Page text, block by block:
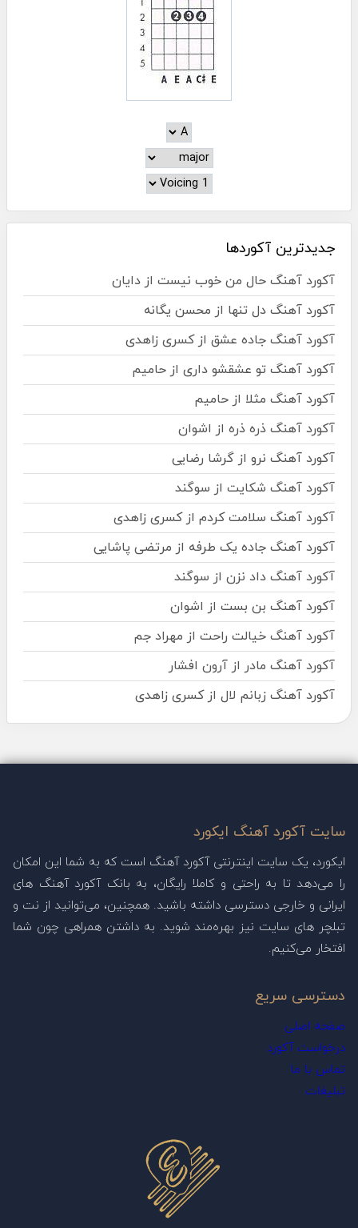
جدیدترین آکوردها
آکورد آهنگ حال من خوب نیست از دایان
آکورد آهنگ دل تنها از محسن یگانه
آکورد آهنگ جاده عشق از کسری زاهدی
آکورد آهنگ تو عشقشو داری از حامیم
آکورد آهنگ مثلا از حامیم
آکورد آهنگ ذره ذره از اشوان
آکورد آهنگ نرو از گرشا رضایی
آکورد آهنگ شکایت از سوگند
آکورد آهنگ سلامت کردم از کسری زاهدی
آکورد آهنگ جاده یک طرفه از مرتضی پاشایی
آکورد آهنگ داد نزن از سوگند
آکورد آهنگ بن بست از اشوان
آکورد آهنگ خیالت راحت از مهراد جم
آکورد آهنگ مادر از آرون افشار
آکورد آهنگ زبانم لال از کسری زاهدی
سایت آکورد آهنگ ایکورد
ایکورد، یک سایت اینترنتی آکورد آهنگ است که به شما این امکان
را می‌دهد تا به راحتی و کاملا رایگان، به بانک آکورد آهنگ های
ایرانی و خارجی دسترسی داشته باشید. همچنین، می‌توانید از نت و
تبلچر های سایت نیز بهره‌مند شوید. به داشتن همراهی چون شما
افتخار می‌کنیم.
دسترسی سریع
صفحه اصلی
درخواست آکورد
تماس با ما
تبلیغات